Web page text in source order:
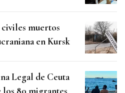
muertos
en Kursk
Legal de Ceuta